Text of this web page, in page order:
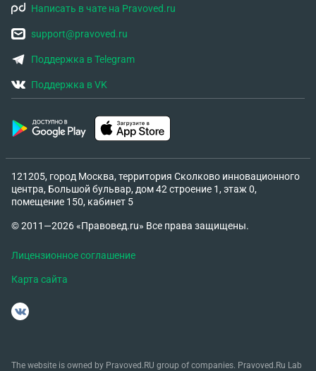
Написать в чате на Pravoved.ru
support@pravoved.ru
Поддержка в Telegram
Поддержка в VK
121205, город Москва, территория Сколково инновационного
центра, Большой бульвар, дом 42 строение 1, этаж 0,
помещение 150, кабинет 5
© 2011—2026 «Правовед.ru» Все права защищены.
Лицензионное соглашение
Карта сайта
The website is owned by Pravoved.RU group of companies. Pravoved.Ru Lab